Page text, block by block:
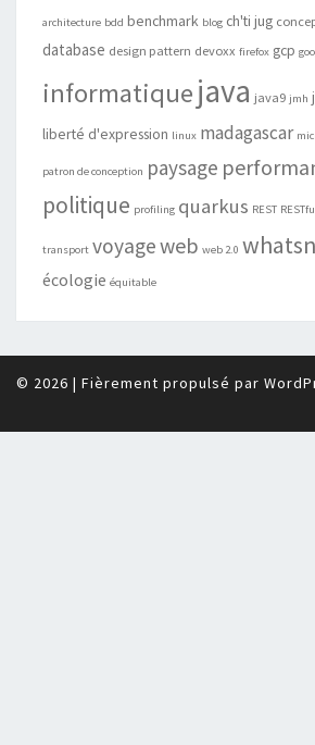
architecture bdd benchmark blog ch'ti jug
database design pattern devoxx firefox gcp
informatiquejava java9 jmh
liberté d'expression linux madagascar
patron de conception paysage
politique profiling quarkus REST
transport voyageweb web 2.0
écologie équitable
© 2026 | Fièrement propulsé par